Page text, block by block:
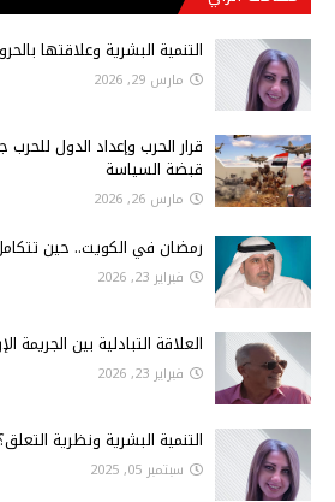
التنمية البشرية وعلاقتها
مارس 29, 2026
قرار الحرب وإعداد الدول
قبضة السياسة
مارس 26, 2026
رمضان في الكويت.. حين
فبراير 23, 2026
العلاقة التبادلية بين الجريمة
فبراير 23, 2026
التنمية البشرية ونظرية
سبتمبر 05, 2025